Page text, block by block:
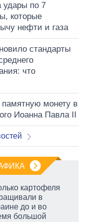
по 7
которые
нефти и газа
стандарты
что
монету в
Иоанна Павла II
картофеля
в
до и во
большой